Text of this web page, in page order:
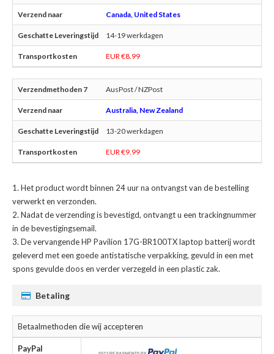
Canada, United States
14-19 werkdagen
EUR €8.99
AusPost / NZPost
Australia, New Zealand
13-20 werkdagen
EUR €9.99
Het product wordt binnen 24 uur na ontvangst van de bestelling
verwerkt en verzonden.
Nadat de verzending is bevestigd, ontvangt u een trackingnummer
in de bevestigingsemail.
Devervangende HP Pavilion 17G-BR100TX laptop batterijwordt
geleverd met een goede antistatische verpakking, gevuld in een met
spons gevulde doos en verder verzegeld in een plastic zak.
Betaling
Betaalmethoden die wij accepteren
PayPal